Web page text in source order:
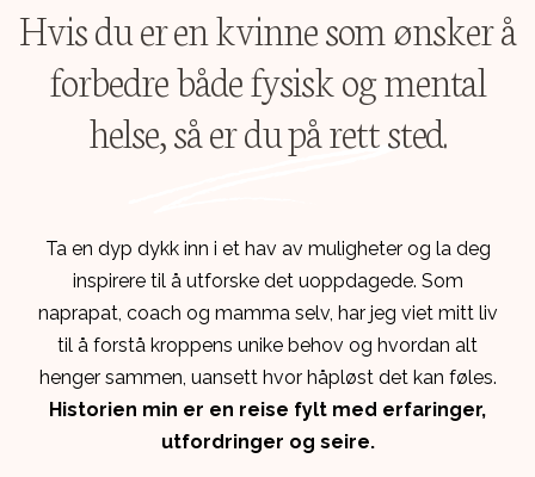
Hvis du er en kvinne som ønsker å
forbedre både fysisk og mental
helse, så er du på rett sted.
Ta en dyp dykk inn i et hav av muligheter og la deg
inspirere til å utforske det uoppdagede. Som
naprapat, coach og mamma selv, har jeg viet mitt liv
til å forstå kroppens unike behov og hvordan alt
henger sammen, uansett hvor håpløst det kan føles.
Historien min er en reise fylt med erfaringer,
utfordringer og seire.